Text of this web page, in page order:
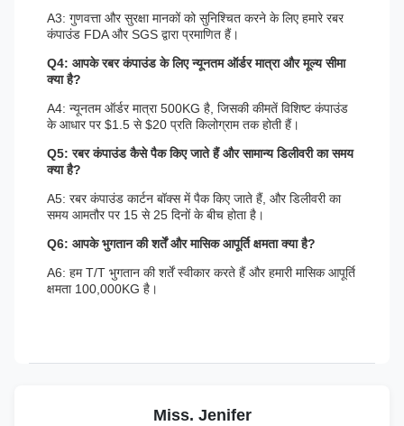
A3: गुणवत्ता और सुरक्षा मानकों को सुनिश्चित करने के लिए हमारे रबर
कंपाउंड FDA और SGS द्वारा प्रमाणित हैं।
Q4: आपके रबर कंपाउंड के लिए न्यूनतम ऑर्डर मात्रा और मूल्य सीमा
क्या है?
A4: न्यूनतम ऑर्डर मात्रा 500KG है, जिसकी कीमतें विशिष्ट कंपाउंड
के आधार पर $1.5 से $20 प्रति किलोग्राम तक होती हैं।
Q5: रबर कंपाउंड कैसे पैक किए जाते हैं और सामान्य डिलीवरी का समय
क्या है?
A5: रबर कंपाउंड कार्टन बॉक्स में पैक किए जाते हैं, और डिलीवरी का
समय आमतौर पर 15 से 25 दिनों के बीच होता है।
Q6: आपके भुगतान की शर्तें और मासिक आपूर्ति क्षमता क्या है?
A6: हम T/T भुगतान की शर्तें स्वीकार करते हैं और हमारी मासिक आपूर्ति
क्षमता 100,000KG है।
Miss. Jenifer